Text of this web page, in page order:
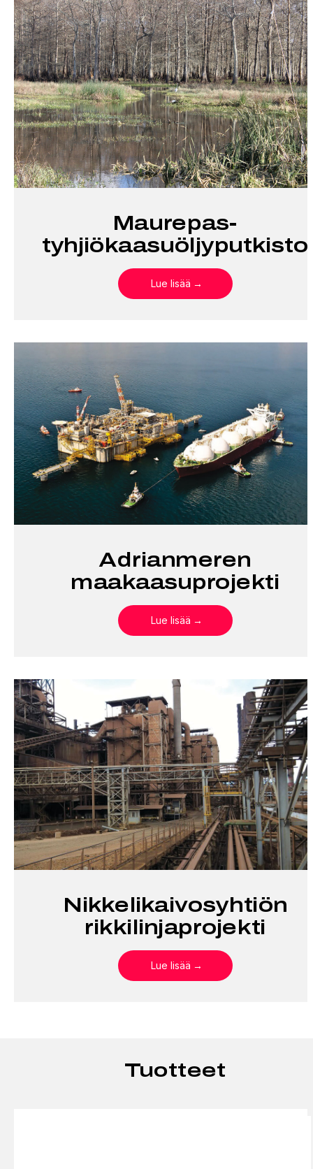
Maurepas-
tyhjiökaasuöljyputkisto
Lue lisää
Adrianmeren
maakaasuprojekti
Lue lisää
Nikkelikaivosyhtiön
rikkilinjaprojekti
Lue lisää
Tuotteet